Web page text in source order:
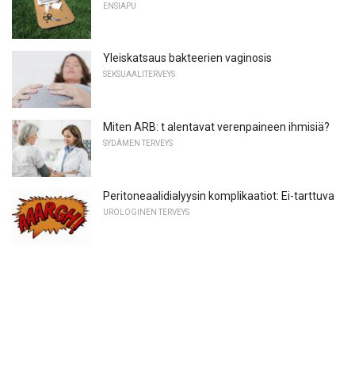
ENSIAPU
Yleiskatsaus bakteerien vaginosis
SEKSUAALITERVEYS
Miten ARB: t alentavat verenpaineen ihmisiä?
SYDÄMEN TERVEYS
Peritoneaalidialyysin komplikaatiot: Ei-tarttuva
UROLOGINEN TERVEYS